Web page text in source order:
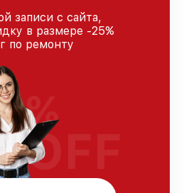
записи с сайта,
в размере -25%
по ремонту
%
OFF